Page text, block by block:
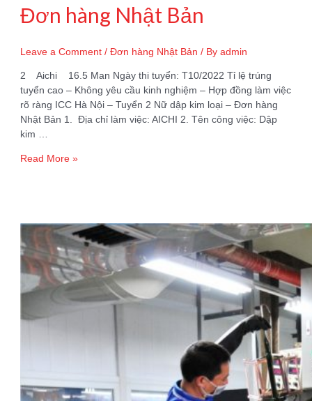
Đơn hàng Nhật Bản
Leave a Comment /Đơn hàng Nhật Bản / Byadmin
2 Aichi 16.5 Man Ngày thi tuyển: T10/2022 Tỉ lệ trúng
tuyển cao – Không yêu cầu kinh nghiệm – Hợp đồng làm việc
rõ ràng ICC Hà Nội – Tuyển 2 Nữ dập kim loại – Đơn hàng
Nhật Bản 1. Địa chỉ làm việc: AICHI 2. Tên công việc: Dập
kim …
Tuyển
loại
–
Đơn
hàng
Nhật
Read More »